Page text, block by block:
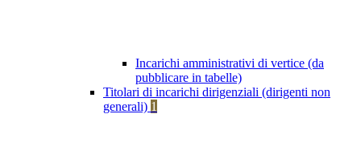
Incarichi amministrativi di vertice (da
pubblicare in tabelle)
Titolari di incarichi dirigenziali (dirigenti non
generali) 1